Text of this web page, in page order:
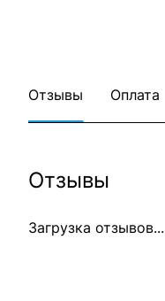
Отзывы Оплата
Отзывы
Загрузка отзывов...